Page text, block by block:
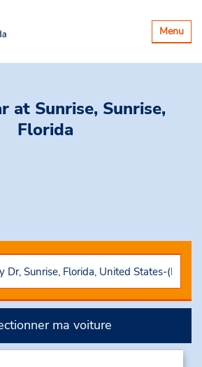
Basculer
la
Menu
at Sunrise, Sunrise,
Florida
ma voiture